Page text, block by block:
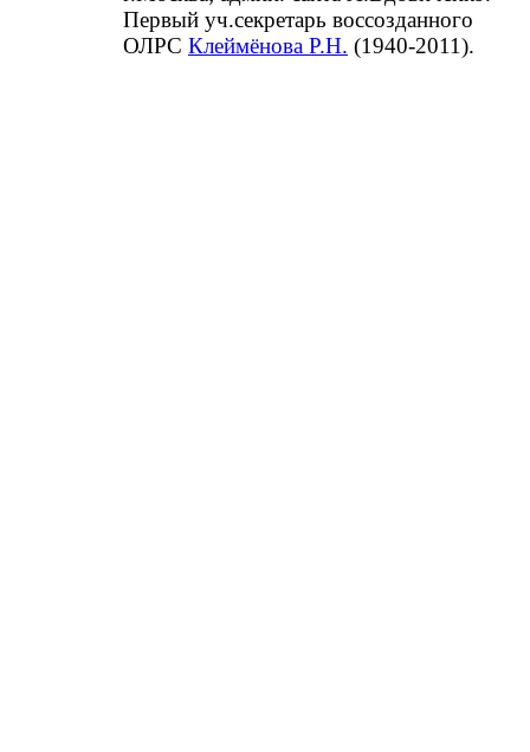
Первый уч.секретарь воссозданного
ОЛРС Клеймёнова Р.Н. (1940-2011).